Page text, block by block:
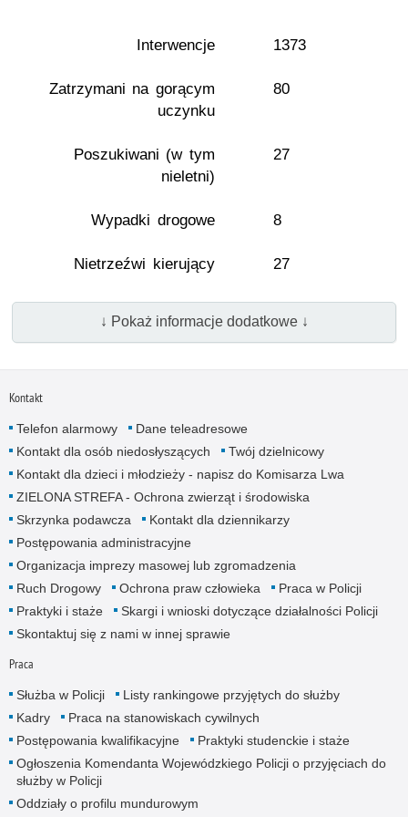
Interwencje 1373
Zatrzymani na gorącym
uczynku
80
Poszukiwani (w tym
nieletni)
27
Wypadki drogowe 8
Nietrzeźwi kierujący 27
↓ Pokaż informacje dodatkowe ↓
Kontakt
Telefon alarmowy
Dane teleadresowe
Kontakt dla osób niedosłyszących
Twój dzielnicowy
Kontakt dla dzieci i młodzieży - napisz do Komisarza Lwa
ZIELONA STREFA - Ochrona zwierząt i środowiska
Skrzynka podawcza
Kontakt dla dziennikarzy
Postępowania administracyjne
Organizacja imprezy masowej lub zgromadzenia
Ruch Drogowy
Ochrona praw człowieka
Praca w Policji
Praktyki i staże
Skargi i wnioski dotyczące działalności Policji
Skontaktuj się z nami w innej sprawie
Praca
Służba w Policji
Listy rankingowe przyjętych do służby
Kadry
Praca na stanowiskach cywilnych
Postępowania kwalifikacyjne
Praktyki studenckie i staże
Ogłoszenia Komendanta Wojewódzkiego Policji o przyjęciach do
służby w Policji
Oddziały o profilu mundurowym